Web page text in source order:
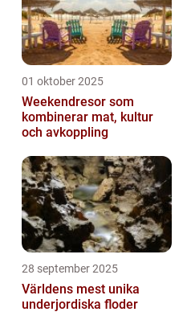
01 oktober 2025
Weekendresor som
kombinerar mat, kultur
och avkoppling
28 september 2025
Världens mest unika
underjordiska floder